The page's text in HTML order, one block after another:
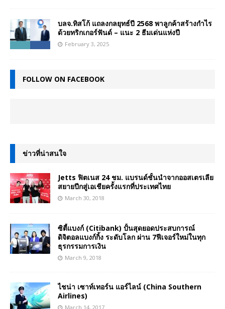
บลจ.ทิสโก้ แถลงกลยุทธ์ปี 2568 พาลูกค้าสร้างกำไร
ด้วยทริกเกอร์ฟันด์ – แนะ 2 ธีมเด่นแห่งปี
February 3, 2025
FOLLOW ON FACEBOOK
ข่าวที่น่าสนใจ
Jetts ฟิตเนส 24 ชม. แบรนด์ชั้นนำจากออสเตรเลีย
สยายปีกสู่เอเชียครั้งแรกที่ประเทศไทย
March 30, 2018
ซิตี้แบงก์ (Citibank) ปั้นสุดยอดประสบการณ์
ดิจิตอลแบงก์กิ้ง ระดับโลก ผ่าน 7ฟีเจอร์ใหม่ในทุก
ธุรกรรมการเงิน
March 9, 2018
ไชน่า เซาท์เทอร์น แอร์ไลน์ (China Southern
Airlines)
March 14, 2017